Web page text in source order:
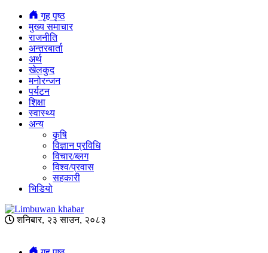
गृह पृष्ठ
मुख्य समाचार
राजनीति
अन्तरबार्ता
अर्थ
खेलकुद
मनोरन्जन
पर्यटन
शिक्षा
स्वास्थ्य
अन्य
कृषि
विज्ञान प्रविधि
विचार/ब्लग
विश्व/प्रवास
सहकारी
भिडियो
शनिबार, २३ साउन, २०८३